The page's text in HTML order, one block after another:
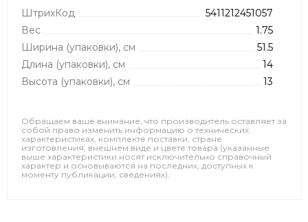
ШтрихКод
5411212451057
Вес
1.75
Ширина (упаковки), см
51.5
Длина (упаковки), см
14
Высота (упаковки), см
13
Обращаем ваше внимание, что производитель оставляет за
собой право изменить информацию о технических
характеристиках, комплекте поставки, стране
изготовления, внешнем виде и цвете товара (указанные
выше характеристики носят исключительно справочный
характер и основываются на последних, доступных к
моменту публикации, сведениях).